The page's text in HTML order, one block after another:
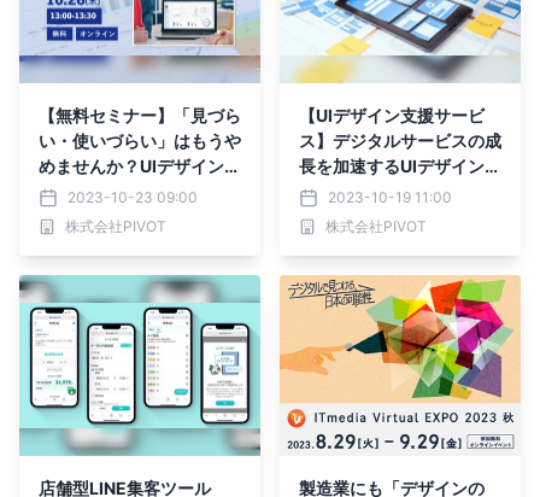
【無料セミナー】「見づら
い・使いづらい」はもうや
めませんか？UIデザイン
で“製造業ならでは”の悩み
を解決！10/26（木）13：
00開催
2023-10-23 09:00
株式会社PIVOT
【UIデザイン支援サービ
ス】デジタルサービスの成
長を加速するUIデザインを
提供するデザインパートナ
ー
2023-10-19 11:00
株式会社PIVOT
店舗型LINE集客ツール 製造業にも「デザインの